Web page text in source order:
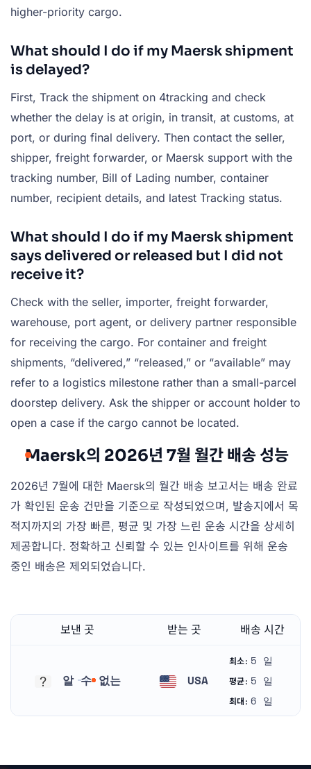
higher-priority cargo.
What should I do if my Maersk shipment
is delayed?
First, Track the shipment on 4tracking and check
whether the delay is at origin, in transit, at customs, at
port, or during final delivery. Then contact the seller,
shipper, freight forwarder, or Maersk support with the
tracking number, Bill of Lading number, container
number, recipient details, and latest Tracking status.
What should I do if my Maersk shipment
says delivered or released but I did not
receive it?
Check with the seller, importer, freight forwarder,
warehouse, port agent, or delivery partner responsible
for receiving the cargo. For container and freight
shipments, “delivered,” “released,” or “available” may
refer to a logistics milestone rather than a small-parcel
doorstep delivery. Ask the shipper or account holder to
open a case if the cargo cannot be located.
Maersk의 2026년 7월 월간 배송 성능
2026년 7월에 대한 Maersk의 월간 배송 보고서는 배송 완료
가 확인된 운송 건만을 기준으로 작성되었으며, 발송지에서 목
적지까지의 가장 빠른, 평균 및 가장 느린 운송 시간을 상세히
제공합니다. 정확하고 신뢰할 수 있는 인사이트를 위해 운송
중인 배송은 제외되었습니다.
보낸 곳 받는 곳 배송 시간
알 수 없는 USA
최소: 5 일
평균: 5 일
최대: 6 일